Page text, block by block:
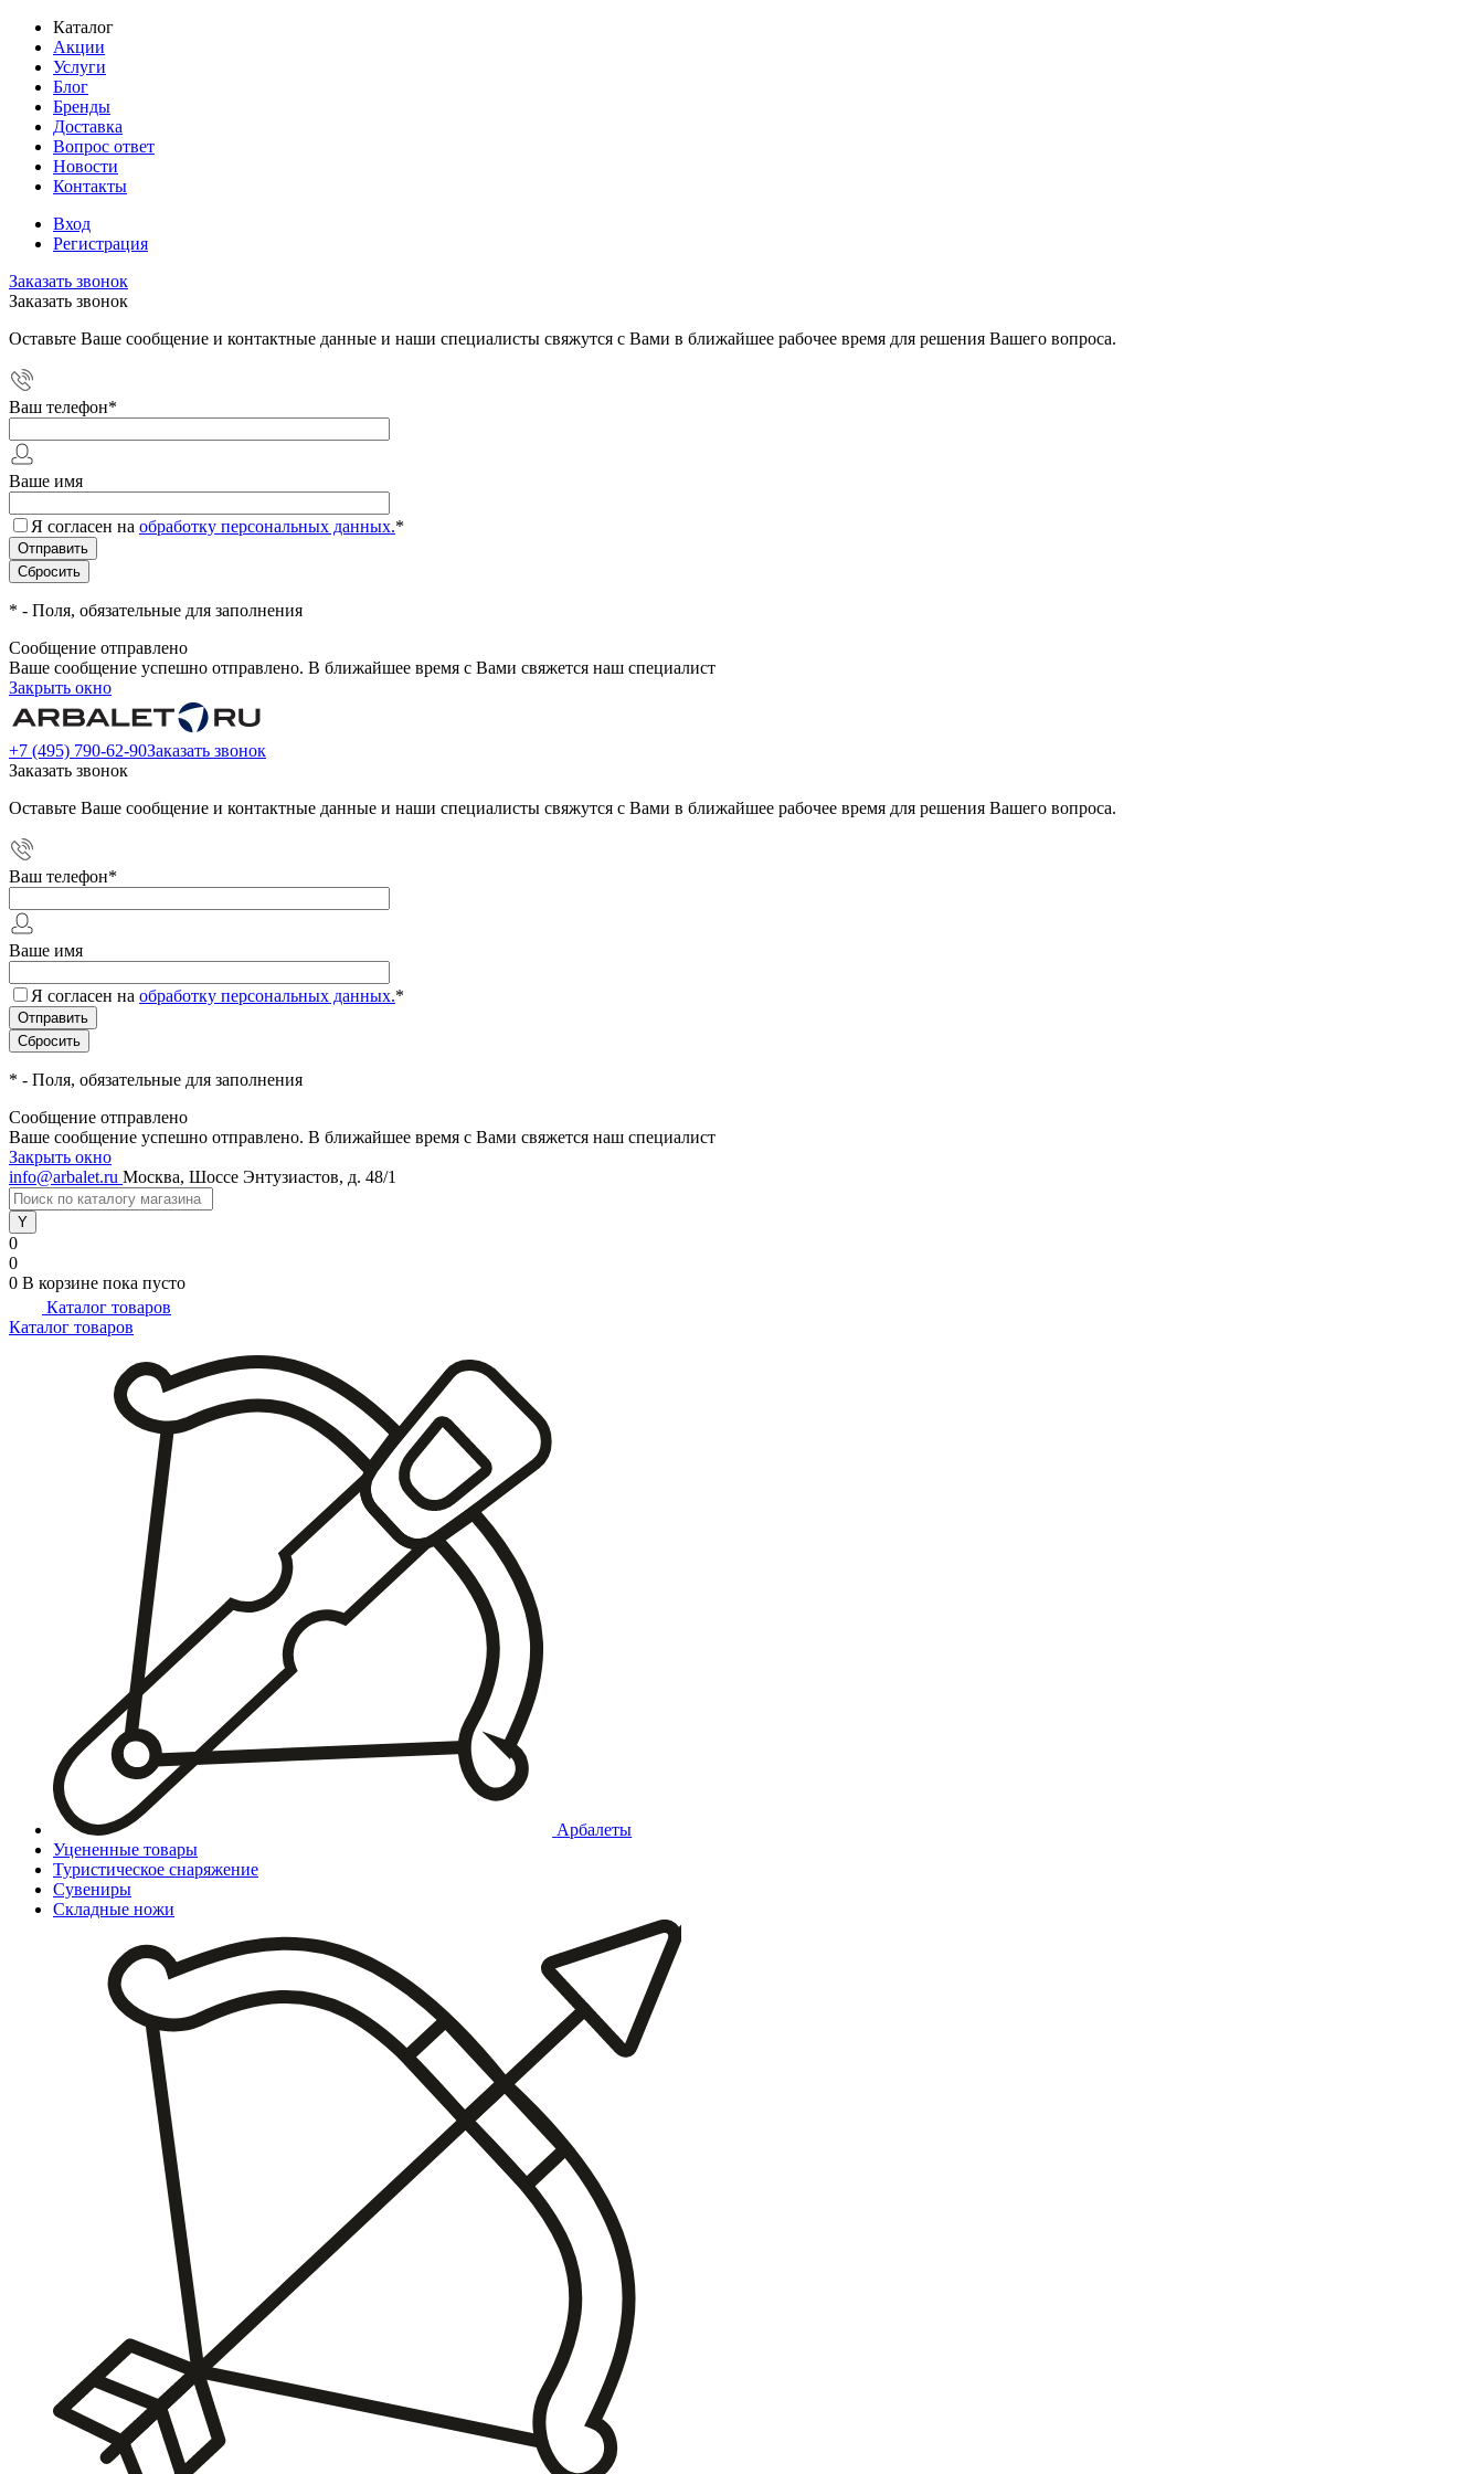
Каталог
Акции
Услуги
Блог
Бренды
Доставка
Вопрос ответ
Новости
Контакты
Вход
Регистрация
Заказать звонок
Заказать звонок
Оставьте Ваше сообщение и контактные данные и наши специалисты свяжутся с Вами в ближайшее рабочее время для решения Вашего вопроса.
Ваш телефон*
Ваше имя
Я согласен на обработку персональных данных.*
* - Поля, обязательные для заполнения
Сообщение отправлено
Ваше сообщение успешно отправлено. В ближайшее время с Вами свяжется наш специалист
Закрыть окно
+7 (495) 790-62-90Заказать звонок
Заказать звонок
Оставьте Ваше сообщение и контактные данные и наши специалисты свяжутся с Вами в ближайшее рабочее время для решения Вашего вопроса.
Ваш телефон*
Ваше имя
Я согласен на обработку персональных данных.*
* - Поля, обязательные для заполнения
Сообщение отправлено
Ваше сообщение успешно отправлено. В ближайшее время с Вами свяжется наш специалист
Закрыть окно
info@arbalet.ru Москва, Шоссе Энтузиастов, д. 48/1
0
0
0 В корзине пока пусто
Каталог товаров
Каталог товаров
Арбалеты
Уцененные товары
Туристическое снаряжение
Сувениры
Складные ножи